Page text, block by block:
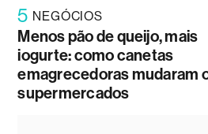
5 NEGÓCIOS
Menos pão de queijo, mais
iogurte: como canetas
emagrecedoras mudaram
supermercados